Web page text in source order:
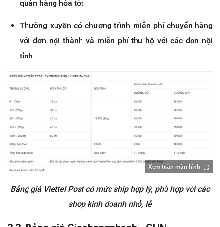
quản hàng hóa tốt
Thường xuyên có chương trình miễn phí chuyển hàng
với đơn nội thành và miễn phí thu hộ với các đơn nội
tỉnh
Xem toàn màn hình
Bảng giá Viettel Post có mức ship hợp lý, phù hợp với các
shop kinh doanh nhỏ, lẻ